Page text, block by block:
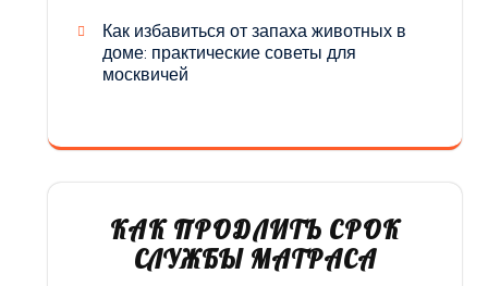
Как избавиться от запаха животных в
доме: практические советы для
москвичей
КАК ПРОДЛИТЬ СРОК
СЛУЖБЫ МАТРАСА